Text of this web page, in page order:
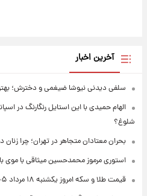
آخرین اخبار
سلفی دیدنی نیوشا ضیغمی و دخترش؛
الهام حمیدی با این استایل رنگارنگ در
شلوغ؟
بحران معتادان متجاهر در تهران؛ چرا
استوری مرموز محمدحسین میثاقی با موی
قیمت طلا و سکه امروز یکشنبه ۱۸ مرداد ۱۴۰۵/کاهش قیمت طلا و سکه